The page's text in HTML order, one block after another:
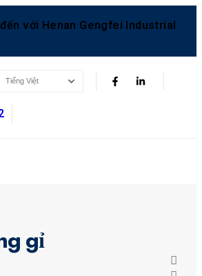
với Henan Gengfei Industrial
gỉ